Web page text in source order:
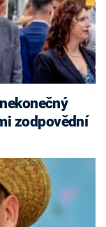
zodpovědní